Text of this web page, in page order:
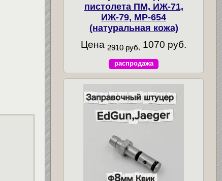
пистолета ПМ, ИЖ-71,
ИЖ-79, МР-654
(натуральная кожа)
Цена 2910 руб. 1070 руб.
распродажа